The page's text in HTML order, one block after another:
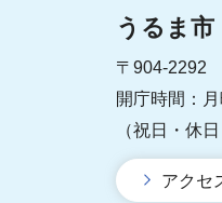
うるま市
〒904-2292
開庁時間：
（祝日・休
アクセ